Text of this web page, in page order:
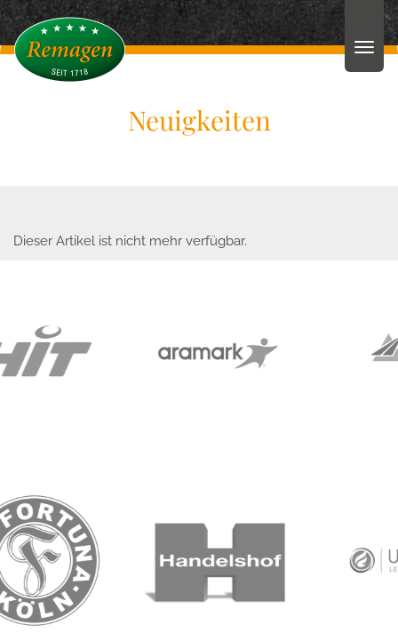
Neuigkeiten
Dieser Artikel ist nicht mehr verfügbar.